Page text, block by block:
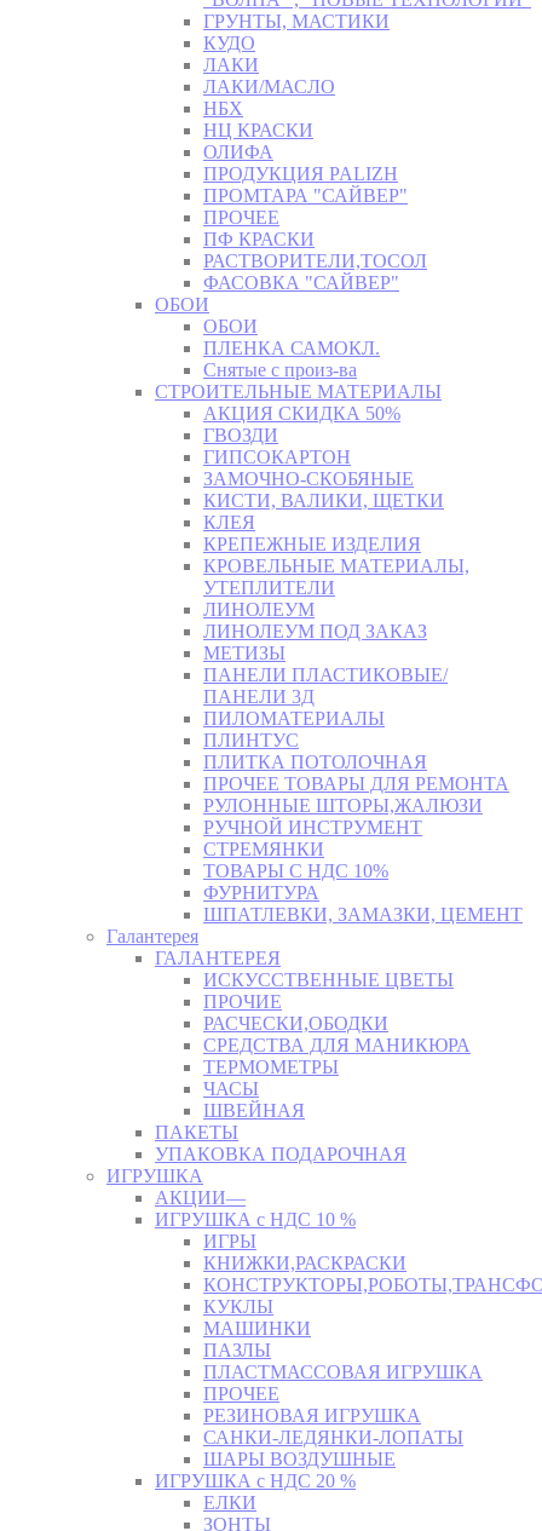
ГРУНТЫ, МАСТИКИ
КУДО
ЛАКИ
ЛАКИ/МАСЛО
НБХ
НЦ КРАСКИ
ОЛИФА
ПРОДУКЦИЯ PALIZH
ПРОМТАРА "САЙВЕР"
ПРОЧЕЕ
ПФ КРАСКИ
РАСТВОРИТЕЛИ,ТОСОЛ
ФАСОВКА "САЙВЕР"
ОБОИ
ОБОИ
ПЛЕНКА САМОКЛ.
Снятые с произ-ва
СТРОИТЕЛЬНЫЕ МАТЕРИАЛЫ
АКЦИЯ СКИДКА 50%
ГВОЗДИ
ГИПСОКАРТОН
ЗАМОЧНО-СКОБЯНЫЕ
КИСТИ, ВАЛИКИ, ЩЕТКИ
КЛЕЯ
КРЕПЕЖНЫЕ ИЗДЕЛИЯ
КРОВЕЛЬНЫЕ МАТЕРИАЛЫ,
УТЕПЛИТЕЛИ
ЛИНОЛЕУМ
ЛИНОЛЕУМ ПОД ЗАКАЗ
МЕТИЗЫ
ПАНЕЛИ ПЛАСТИКОВЫЕ/
ПАНЕЛИ 3Д
ПИЛОМАТЕРИАЛЫ
ПЛИНТУС
ПЛИТКА ПОТОЛОЧНАЯ
ПРОЧЕЕ ТОВАРЫ ДЛЯ РЕМОНТА
РУЛОННЫЕ ШТОРЫ,ЖАЛЮЗИ
РУЧНОЙ ИНСТРУМЕНТ
СТРЕМЯНКИ
ТОВАРЫ С НДС 10%
ФУРНИТУРА
ШПАТЛЕВКИ, ЗАМАЗКИ, ЦЕМЕНТ
Галантерея
ГАЛАНТЕРЕЯ
ИСКУССТВЕННЫЕ ЦВЕТЫ
ПРОЧИЕ
РАСЧЕСКИ,ОБОДКИ
СРЕДСТВА ДЛЯ МАНИКЮРА
ТЕРМОМЕТРЫ
ЧАСЫ
ШВЕЙНАЯ
ПАКЕТЫ
УПАКОВКА ПОДАРОЧНАЯ
ИГРУШКА
АКЦИИ—
ИГРУШКА с НДС 10 %
ИГРЫ
КНИЖКИ,РАСКРАСКИ
КУКЛЫ
МАШИНКИ
ПАЗЛЫ
ПЛАСТМАССОВАЯ ИГРУШКА
ПРОЧЕЕ
РЕЗИНОВАЯ ИГРУШКА
САНКИ-ЛЕДЯНКИ-ЛОПАТЫ
ШАРЫ ВОЗДУШНЫЕ
ИГРУШКА с НДС 20 %
ЕЛКИ
ЗОНТЫ